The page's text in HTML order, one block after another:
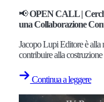
📢OPEN CALL |
una Collaborazione
Jacopo Lupi Editore è alla
contribuire alla
Continua a leggere